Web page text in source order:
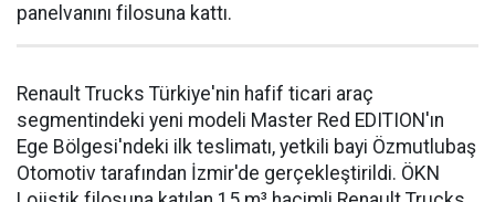
panelvanını filosuna kattı.
Renault Trucks Türkiye'nin hafif ticari araç
segmentindeki yeni modeli Master Red EDITION'ın
Ege Bölgesi'ndeki ilk teslimatı, yetkili bayi Özmutlubaş
Otomotiv tarafından İzmir'de gerçekleştirildi. ÖKN